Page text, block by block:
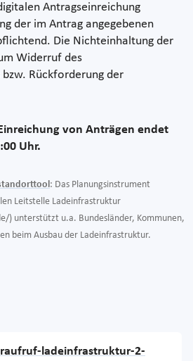
Antragseinreichung
der im Antrag angegebenen
Die Nichteinhaltung der
Widerruf des
Rückforderung der
von Anträgen endet
Uhr.
: Das Planungsinstrument
Leitstelle Ladeinfrastruktur
) unterstützt u.a. Bundesländer, Kommunen,
beim Ausbau der Ladeinfrastruktur.
ladeinfrastruktur-2-